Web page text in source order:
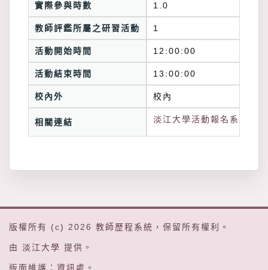
實際參與時數 1.0
教師評鑑所屬之研習活動 1
活動開始時間 12:00:00
活動結束時間 13:00:00
校內外 校內
相關連結 淡江大學活動報名系統連結
版權所有 (c) 2026 教師歷程系統 ，保留所有權利。
由 淡江大學 提供。
版面維護： 資訊處 。